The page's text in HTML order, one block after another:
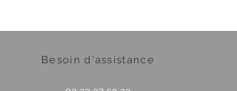
Besoin d'assistance